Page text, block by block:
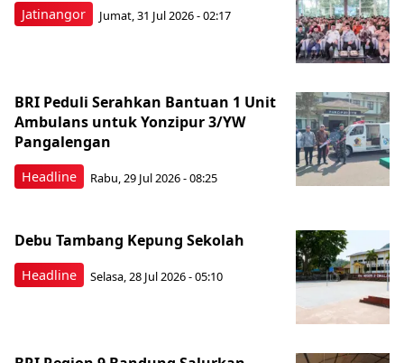
Jatinangor Jumat, 31 Jul 2026 - 02:17
Headline
BRI Peduli Serahkan Bantuan 1 Unit
Ambulans untuk Yonzipur 3/YW
Pangalengan
Rabu, 29 Jul 2026 - 08:25
Headline
Debu Tambang Kepung Sekolah
Selasa, 28 Jul 2026 - 05:10